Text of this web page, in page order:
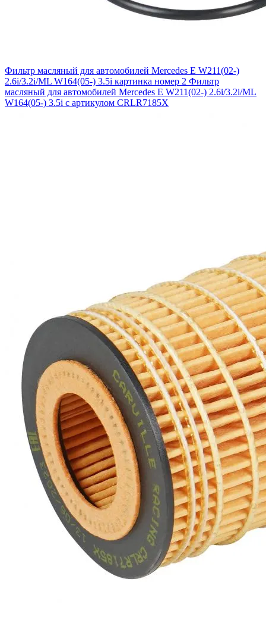
Фильтр масляный для автомобилей Mercedes E W211(02-)
2.6i/3.2i/ML W164(05-) 3.5i картинка номер 2 Фильтр
масляный для автомобилей Mercedes E W211(02-) 2.6i/3.2i/ML
W164(05-) 3.5i с артикулом CRLR7185X